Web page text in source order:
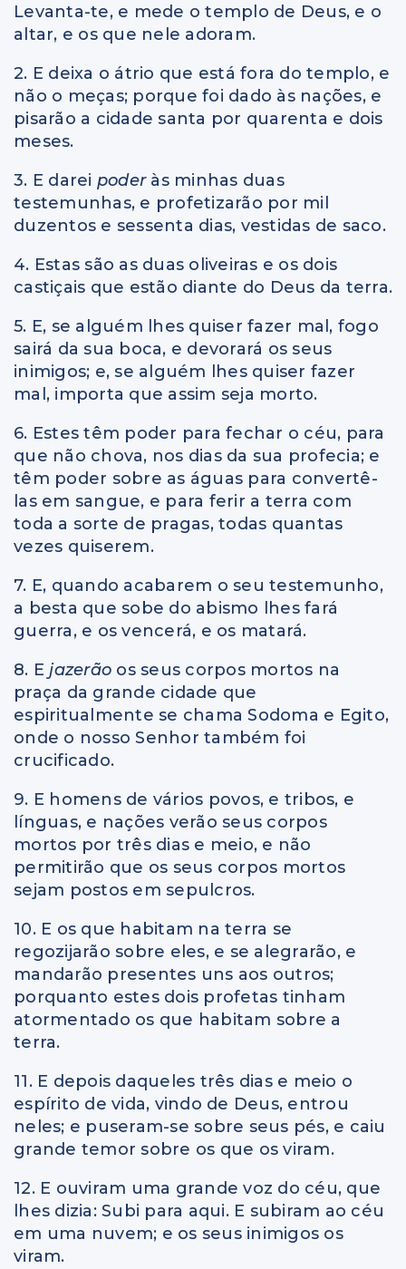
Levanta-te, e mede o templo de Deus, e o
altar, e os que nele adoram.
2. E deixa o átrio que está fora do templo, e
não o meças; porque foi dado às nações, e
pisarão a cidade santa por quarenta e dois
meses.
3. E darei poder às minhas duas
testemunhas, e profetizarão por mil
duzentos e sessenta dias, vestidas de saco.
4. Estas são as duas oliveiras e os dois
castiçais que estão diante do Deus da terra.
5. E, se alguém lhes quiser fazer mal, fogo
sairá da sua boca, e devorará os seus
inimigos; e, se alguém lhes quiser fazer
mal, importa que assim seja morto.
6. Estes têm poder para fechar o céu, para
que não chova, nos dias da sua profecia; e
têm poder sobre as águas para convertê-
las em sangue, e para ferir a terra com
toda a sorte de pragas, todas quantas
vezes quiserem.
7. E, quando acabarem o seu testemunho,
a besta que sobe do abismo lhes fará
guerra, e os vencerá, e os matará.
8. Ejazerão os seus corpos mortos na
praça da grande cidade que
espiritualmente se chama Sodoma e Egito,
onde o nosso Senhor também foi
crucificado.
9. E homens de vários povos, e tribos, e
línguas, e nações verão seus corpos
mortos por três dias e meio, e não
permitirão que os seus corpos mortos
sejam postos em sepulcros.
10. E os que habitam na terra se
regozijarão sobre eles, e se alegrarão, e
mandarão presentes uns aos outros;
porquanto estes dois profetas tinham
atormentado os que habitam sobre a
terra.
11. E depois daqueles três dias e meio o
espírito de vida, vindo de Deus, entrou
neles; e puseram-se sobre seus pés, e caiu
grande temor sobre os que os viram.
12. E ouviram uma grande voz do céu, que
lhes dizia: Subi para aqui. E subiram ao céu
em uma nuvem; e os seus inimigos os
viram.